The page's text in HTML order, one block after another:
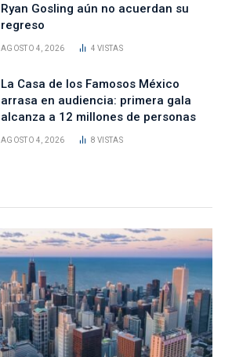
Ryan Gosling aún no acuerdan su
regreso
AGOSTO 4, 2026 4VISTAS
La Casa de los Famosos México
arrasa en audiencia: primera gala
alcanza a 12 millones de personas
AGOSTO 4, 2026 8VISTAS